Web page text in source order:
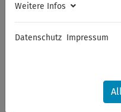
zwischen 28.07.2026
Ihre Bestellungen in
Weitere Infos
Datenschutz Impressum